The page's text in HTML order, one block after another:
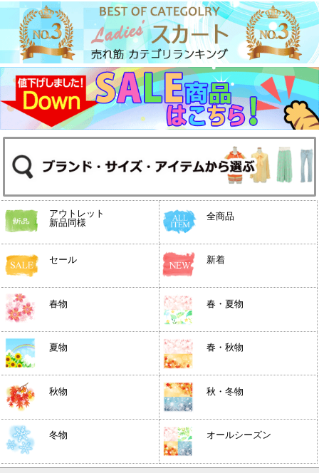
アウトレット
新品同様
全商品
セール 新着
春物 春・夏物
夏物 春・秋物
秋物 秋・冬物
冬物 オールシーズン